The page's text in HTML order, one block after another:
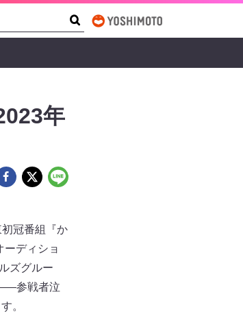
年
冠番組『か
ーディショ
ズグルー
参戦者泣
。